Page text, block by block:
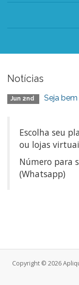
Notícias
Jun 2nd Seja
Escolha seu
ou lojas
Número para
(Whatsapp)
Copyright © 2026